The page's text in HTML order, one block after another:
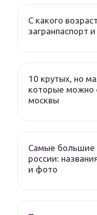
С какого
загранпаспорт
10 крутых, но
которые можно
москвы
Самые большие
россии:
и фото